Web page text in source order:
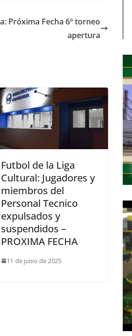
Próxima Fecha 6º torneo
apertura
Futbol de la Liga
Cultural: Jugadores y
miembros del
Personal Tecnico
expulsados y
suspendidos –
PROXIMA FECHA
11 de junio de 2025